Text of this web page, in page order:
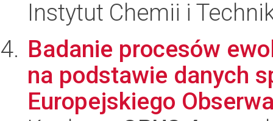
Instytut Chemii i
Badanie procesów
na podstawie danych
Europejskiego